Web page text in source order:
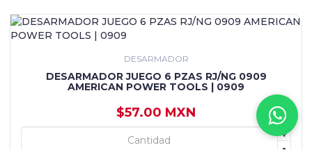
DESARMADOR
DESARMADOR JUEGO 6 PZAS RJ/NG 0909
AMERICAN POWER TOOLS | 0909
$57.00 MXN
+
+ AGREGAR